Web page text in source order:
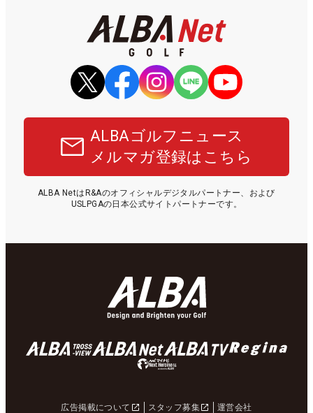
ALBAゴルフニュース
メルマガ登録はこちら
ALBA NetはR&Aのオフィシャルデジタルパートナー、および
USLPGAの日本公式サイトパートナーです。
広告掲載について スタッフ募集
運営会社